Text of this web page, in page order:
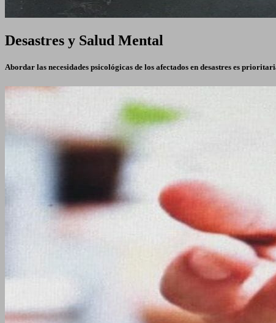
Desastres y Salud Mental
Abordar las necesidades psicológicas de los afectados en desastres es